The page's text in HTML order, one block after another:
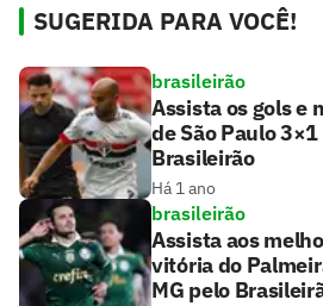
SUGERIDA PARA VOCÊ!
brasileirão
Assista os gols e
de São Paulo
Brasileirão
Há 1 ano
brasileirão
Assista aos
vitória do
MG pelo